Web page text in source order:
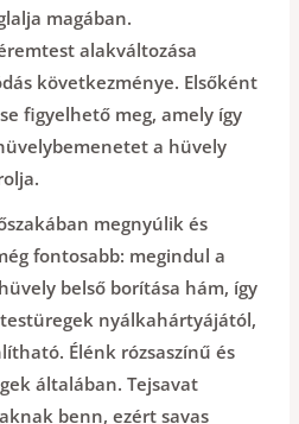
magában.
alakváltozása
következménye. Elsőként
figyelhető meg, amely így
a hüvely
megnyúlik és
fontosabb: megindul a
belső borítása hám, így
nyálkahártyájától,
Élénk rózsaszínű és
általában. Tejsavat
benn, ezért savas